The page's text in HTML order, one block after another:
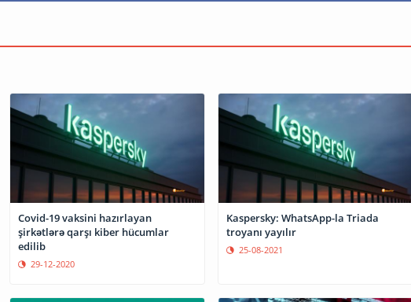
Covid-19 vaksini hazırlayan
şirkətlərə qarşı kiber hücumlar
edilib
29-12-2020
Kaspersky: WhatsApp-la Triada
troyanı yayılır
25-08-2021